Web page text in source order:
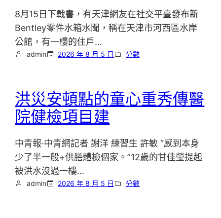
8月15日下戰書，有天津網友在社交平臺發布新
Bentley零件水箱水聞，稱在天津市河西區水岸
公館，有一樓的住戶…
admin 2026 年 8 月 5 日 分數
洪災安頓點的童心重秀傳醫
院健檢項目建
中青報·中青網記者 謝洋 練習生 許敏 “感到本身
少了半一般+供膳體檢個家。”12歲的甘佳瑩提起
被洪水沒過一樓…
admin 2026 年 8 月 5 日 分數